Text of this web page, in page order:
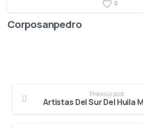
0
Corposanpedro
Previous post